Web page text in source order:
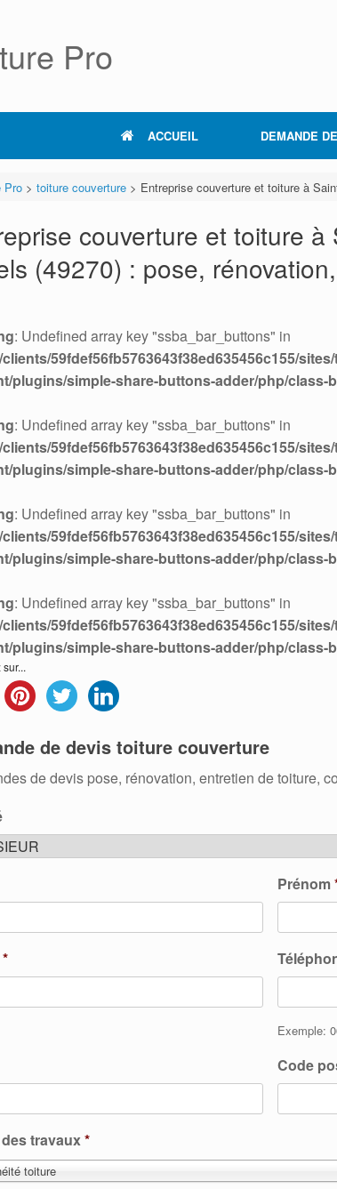
Pro
ACCUEIL DEMANDE
Pro> toiture couverture> Entreprise couverture et toiture à
couverture et toiture à
(49270) : pose,
: Undefined array key "ssba_bar_buttons" in
59fdef56fb5763643f38ed635456c155/
plugins/simple-share-buttons-adder/php/class-
: Undefined array key "ssba_bar_buttons" in
59fdef56fb5763643f38ed635456c155/
plugins/simple-share-buttons-adder/php/class-
: Undefined array key "ssba_bar_buttons" in
59fdef56fb5763643f38ed635456c155/
plugins/simple-share-buttons-adder/php/class-
: Undefined array key "ssba_bar_buttons" in
59fdef56fb5763643f38ed635456c155/
plugins/simple-share-buttons-adder/php/class-
de devis toiture couverture
de devis pose, rénovation, entretien de toiture,
Prénom
*
Exemple:
Code
travaux*
toiture